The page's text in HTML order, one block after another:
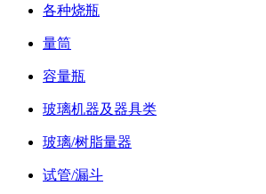
各种烧瓶
量筒
容量瓶
玻璃机器及器具类
玻璃/树脂量器
试管/漏斗